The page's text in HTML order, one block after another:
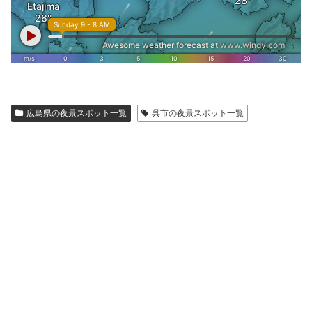
広島県の夜景スポット一覧 呉市の夜景スポット一覧